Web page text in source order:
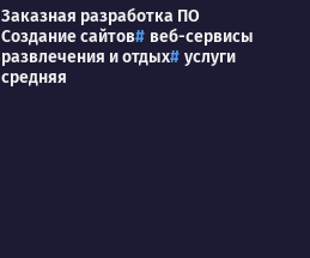
Заказная разработка ПО
Создание сайтов
веб-сервисы
развлечения и отдых
услуги
средняя